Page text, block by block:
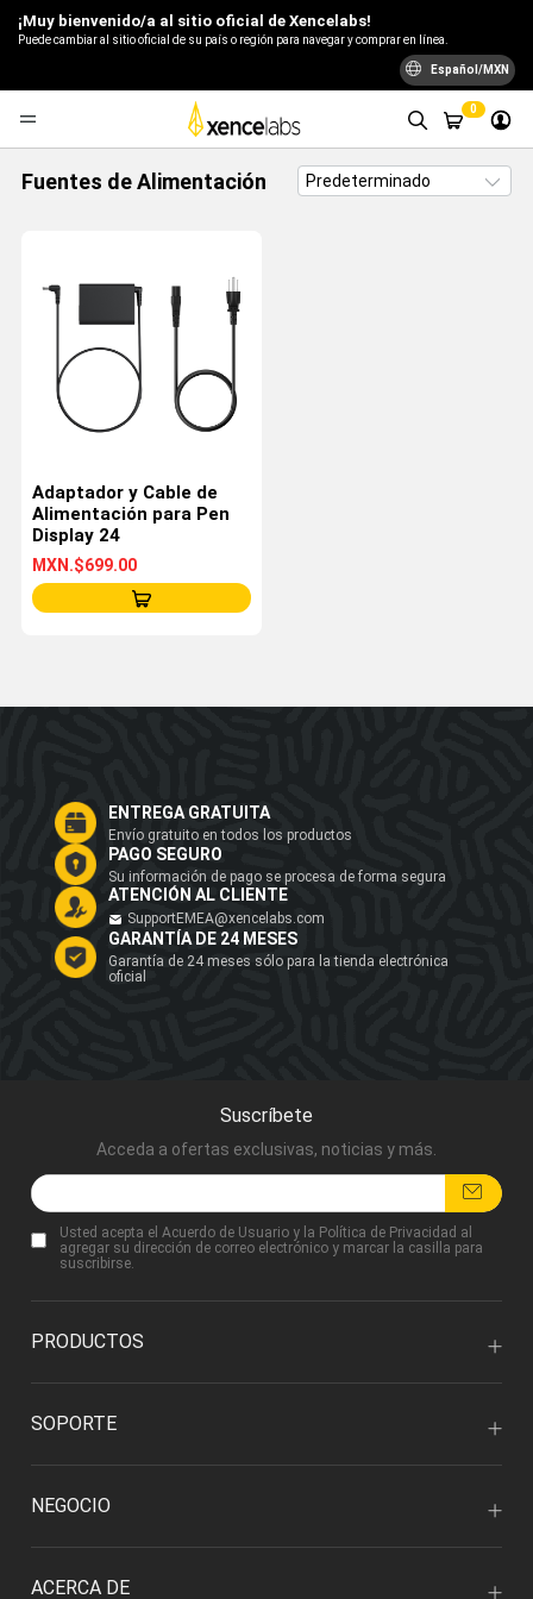
¡Muy bienvenido/a al sitio oficial de Xencelabs!
Puede cambiar al sitio oficial de su país o región para navegar y comprar en línea.
Español/MXN
0
Fuentes de Alimentación
Adaptador y Cable de
Alimentación para Pen
Display 24
MXN.$699.00
ENTREGA GRATUITA
Envío gratuito en todos los productos
PAGO SEGURO
Su información de pago se procesa de forma segura
ATENCIÓN AL CLIENTE
SupportEMEA@xencelabs.com
GARANTÍA DE 24 MESES
Garantía de 24 meses sólo para la tienda electrónica
oficial
Suscríbete
Acceda a ofertas exclusivas, noticias y más.
Usted acepta el Acuerdo de Usuario y la Política de Privacidad al
agregar su dirección de correo electrónico y marcar la casilla para
suscribirse.
PRODUCTOS
SOPORTE
NEGOCIO
ACERCA DE